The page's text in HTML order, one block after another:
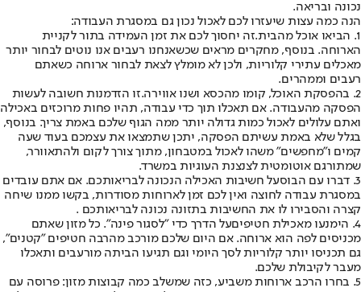
נכונה ובריאה.
הנה כמה עצות שיעזרו לכם לאכול נכון גם במסגרת העבודה:
1. הביאו אוכל מהבית.
זה יחסוך לכם את זמן העמידה בתור לקניית
הארוחה. בנוסף, מחקרים מראים שכשאנחנו רעבים אנו נוטים לבחור יותר
מאכלים עתירי קלוריות, ולכן לא מומלץ לצאת לבחור ארוחה כשאתם
רעבים וממהרים.
2. בהפסקת האוכל, קומו מהכסא ושנו אווירה.
זו הזדמנות חשובה לעשות
הפסקה מהעבודה. אם תאכלו תוך כדי עבודה, תהיו פחות מרוכזים באכילה
ואתם עלולים לאכול כמות גדולה יותר ממה הגוף שלכם באמת צריך. בנוסף,
בגלל שלא באמת עשיתם הפסקה, יתכן שתמצאו את עצמכם בעוד שעה
קמים ו"מחפשים" משהו לאכול במטבחון, מתוך צורך לקום ולהתאוורר,
שמתורגם אוטומטית לצנצנת העוגיות במשרד.
3. דברו עם הבוס
על חשיבות האכילה הנכונה לבריאותכם. אם אתם עובדים
במסגרת עבודה לחוצה ואין לכם זמן לארוחות מסודרות, בקשו ממנו שיחה
קצרה והסבירו לו את החשיבות בתזונה נכונה לבריאותכם .
4. הימנעו מאכילת חטיפים
על הדרך כדי "לסגור פינה". כל מזון שאתם
מכניסים לפה הוא ארוחה. אם היום שלכם מורכב מהרבה חטיפים "קטנים",
גם תכניסו יותר קלוריות לסך היומי וגם תגיעו הביתה מורעבים ותאכלו
מעבר לקיבולת שלכם.
5. בחרו הרכב ארוחות משביע
, כזה שמשלב כמה קבוצות מזון: פרוסה עם